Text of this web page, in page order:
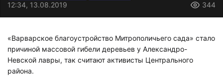
12:34, 13.08.2019
344
«Варварское благоустройство Митрополичьего сада» стало
причиной массовой гибели деревьев у Александро-
Невской лавры, так считают активисты Центрального
района.